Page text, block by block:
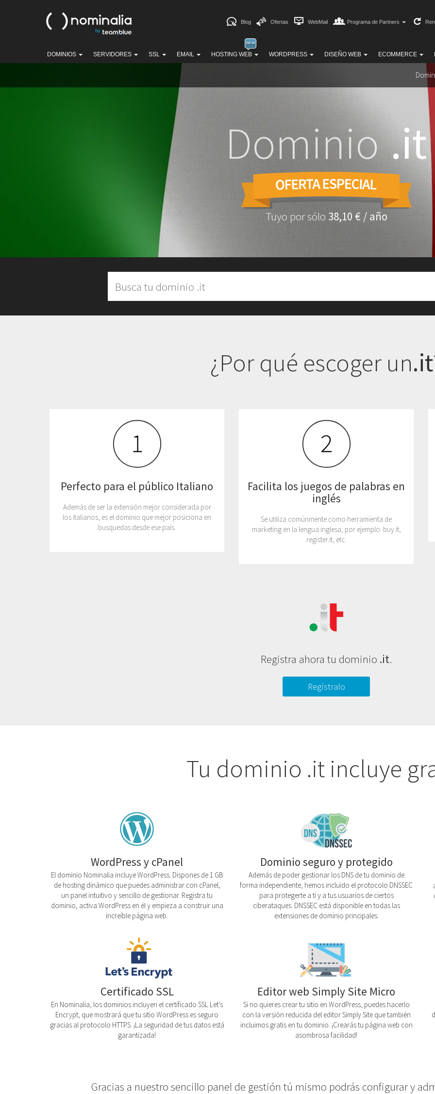
DOMINIOS SERVIDORES SSL EMAIL HOSTING WEB WORDPRESS DISEÑO WEB ECOMMERCE
Blog Ofertas WebMail Programa de Partners
Dominio .it
Tuyo por sólo 38,10 € / año
¿Por qué escoger un.it
Perfecto para el público Italiano
Además de ser la extensión mejor considerada por
los italianos, es el dominio que mejor posiciona en
busquedas desde ese país.
Facilita los juegos de palabras en
inglés
Se utiliza comúnmente como herramienta de
marketing en la lengua inglesa, por ejemplo: buy.it,
register.it, etc.
Registra ahora tu dominio .it.
Regístralo
Tu dominio .it incluye
WordPress y cPanel
El dominio Nominalia incluye WordPress. Dispones de 1 GB
de hosting dinámico que puedes administrar con cPanel,
un panel intuitivo y sencillo de gestionar. Registra tu
dominio, activa WordPress en él y empieza a construir una
increíble página web.
Dominio seguro y protegido
Además de poder gestionar los DNS de tu dominio de
forma independiente, hemos incluido el protocolo DNSSEC
para protegerte a ti y a tus usuarios de ciertos
ciberataques. DNSSEC está disponible en todas las
extensiones de dominio principales.
Certificado SSL
En Nominalia, los dominios incluyen el certificado SSL Let’s
Encrypt, que mostrará que tu sitio WordPress es seguro
gracias al protocolo HTTPS. ¡La seguridad de tus datos está
garantizada!
Editor web Simply Site Micro
Si no quieres crear tu sitio en WordPress, puedes hacerlo
con la versión reducida del editor Simply Site que también
incluimos gratis en tu dominio. ¡Crearás tu página web con
asombrosa facilidad!
Gracias a nuestro sencillo panel de gestión tú mismo podrás configurar y